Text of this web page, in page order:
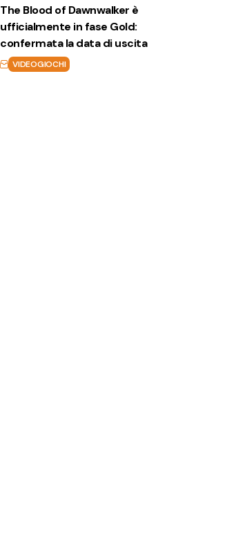
The Blood of Dawnwalker è
ufficialmente in fase Gold:
confermata la data di uscita
VIDEOGIOCHI